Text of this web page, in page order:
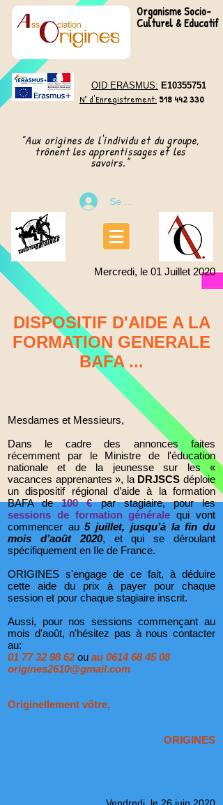
Organisme Socio-
Culturel & Educatif
OID ERASMUS: E10355751
N° d'Enregistrement: 518 442 330
"Aux origines de l'individu et du groupe,
trônent les apprentissages et les
savoirs."
Se connecter
Mercredi, le 01 Juillet 2020
DISPOSITIF D'AIDE A LA
FORMATION GENERALE
BAFA ...
Mesdames et Messieurs,
Dans le cadre des annonces faites
récemment par le Ministre de l'éducation
nationale et de la jeunesse sur les «
vacances apprenantes », la DRJSCS déploie
un dispositif régional d’aide à la formation
BAFA de100 €par stagiaire, pour les
sessions de formation générale qui vont
commencer au5 juillet, jusqu’à la fin du
mois d’août 2020, et qui se déroulant
spécifiquement en Ile de France.
ORIGINES s'engage de ce fait, à déduire
cette aide du prix à payer pour chaque
session et pour chaque stagiaire inscrit.
Aussi, pour nos sessions commençant au
mois d'août, n'hésitez pas à nous contacter
au:
01 77 32 98 62ou au 0614 68 45 08
origines2610@gmail.com
Originellement vôtre,
ORIGINES